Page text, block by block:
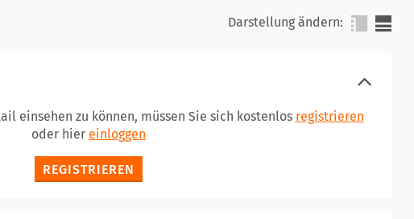
Darstellung ändern:
einsehen zu können, müssen Sie sich kostenlos registrieren
oder hier einloggen
REGISTRIEREN